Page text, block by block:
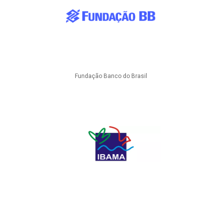
Fundação Banco do Brasil